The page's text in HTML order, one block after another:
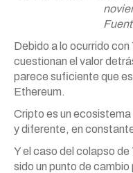
Debido a lo ocurrido
cuestionan el valor
parece suficiente que
Ethereum.
Cripto es un
y diferente, en
Y el caso del colapso
sido un punto de